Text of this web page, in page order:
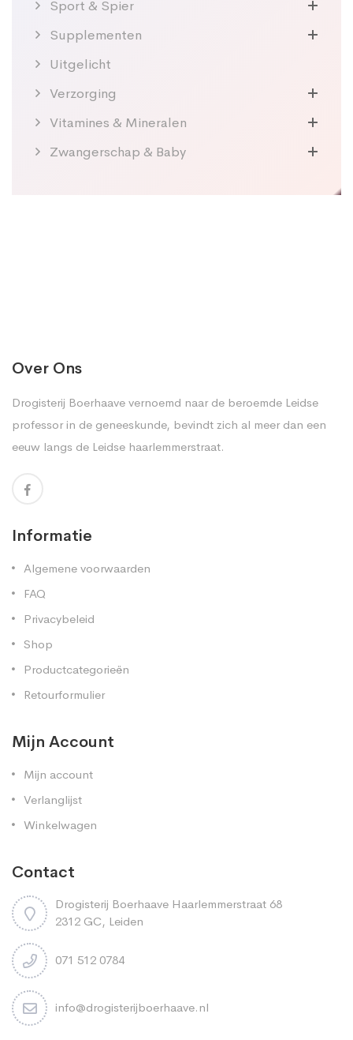
Sport & Spier
Supplementen
Uitgelicht
Verzorging
Vitamines & Mineralen
Zwangerschap & Baby
Over Ons
Drogisterij Boerhaave vernoemd naar de beroemde Leidse
professor in de geneeskunde, bevindt zich al meer dan een
eeuw langs de Leidse haarlemmerstraat.
Informatie
Algemene voorwaarden
FAQ
Privacybeleid
Shop
Productcategorieën
Retourformulier
Mijn Account
Mijn account
Verlanglijst
Winkelwagen
Contact
Drogisterij Boerhaave Haarlemmerstraat 68
2312 GC, Leiden
071 512 0784
info@drogisterijboerhaave.nl